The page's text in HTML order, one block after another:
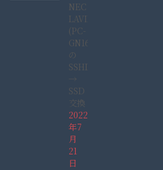
NEC
LAVIE
(PC-
GN165GDAD)
の
SSHD
→
SSD
交換
2022
年7
月
21
日